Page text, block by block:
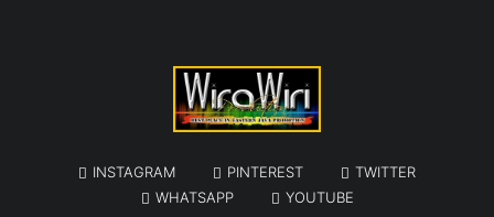
INSTAGRAM PINTEREST
TWITTER
WHATSAPP
YOUTUBE